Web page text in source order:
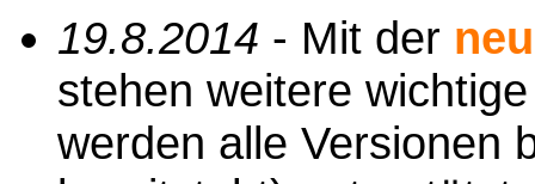
19.8.2014 - Mit der
stehen weitere
werden alle Versionen